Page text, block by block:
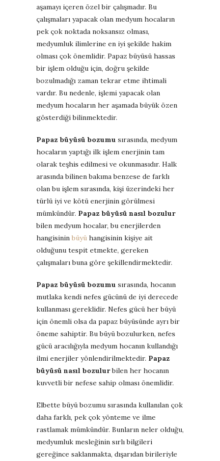
aşamayı içeren özel bir çalışmadır. Bu
çalışmaları yapacak olan medyum hocaların
pek çok noktada noksansız olması,
medyumluk ilimlerine en iyi şekilde hakim
olması çok önemlidir. Papaz büyüsü hassas
bir işlem olduğu için, doğru şekilde
bozulmadığı zaman tekrar etme ihtimali
vardır. Bu nedenle, işlemi yapacak olan
medyum hocaların her aşamada büyük özen
gösterdiği bilinmektedir.
Papaz büyüsü bozumu sırasında, medyum
hocaların yaptığı ilk işlem enerjinin tam
olarak teşhis edilmesi ve okunmasıdır. Halk
arasında bilinen bakıma benzese de farklı
olan bu işlem sırasında, kişi üzerindeki her
türlü iyi ve kötü enerjinin görülmesi
mümkündür. Papaz büyüsü nasıl bozulur
bilen medyum hocalar, bu enerjilerden
hangisinin büyü hangisinin kişiye ait
olduğunu tespit etmekte, gereken
çalışmaları buna göre şekillendirmektedir.
Papaz büyüsü bozumu sırasında, hocanın
mutlaka kendi nefes gücünü de iyi derecede
kullanması gereklidir. Nefes gücü her büyü
için önemli olsa da papaz büyüsünde ayrı bir
öneme sahiptir. Bu büyü bozulurken, nefes
gücü aracılığıyla medyum hocanın kullandığı
ilmi enerjiler yönlendirilmektedir. Papaz
büyüsü nasıl bozulurbilen her hocanın
kuvvetli bir nefese sahip olması önemlidir.
Elbette büyü bozumu sırasında kullanılan çok
daha farklı, pek çok yönteme ve ilme
rastlamak mümkündür. Bunların neler olduğu,
medyumluk mesleğinin sırlı bilgileri
gereğince saklanmakta, dışarıdan birileriyle